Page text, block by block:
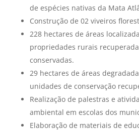
de espécies nativas da Mata
Construção de 02 viveiros
228 hectares de áreas
propriedades rurais
conservadas.
29 hectares de áreas
unidades de conservação
Realização de palestras e
ambiental em escolas dos
Elaboração de materiais de